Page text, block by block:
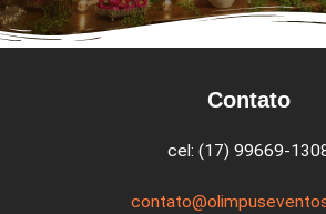
Contato
cel: (17) 99669-